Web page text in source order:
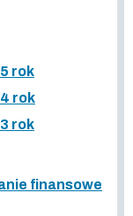
rok
rok
rok
finansowe